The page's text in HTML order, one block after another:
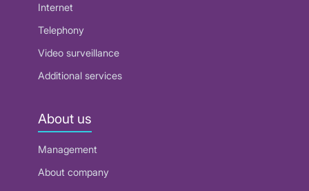
Internet
Telephony
Video surveillance
Additional services
About us
Management
About company